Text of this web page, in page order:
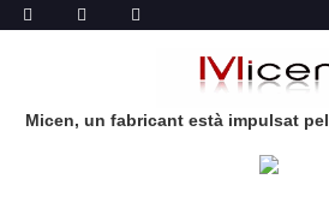
Micen, un fabricant està impulsat